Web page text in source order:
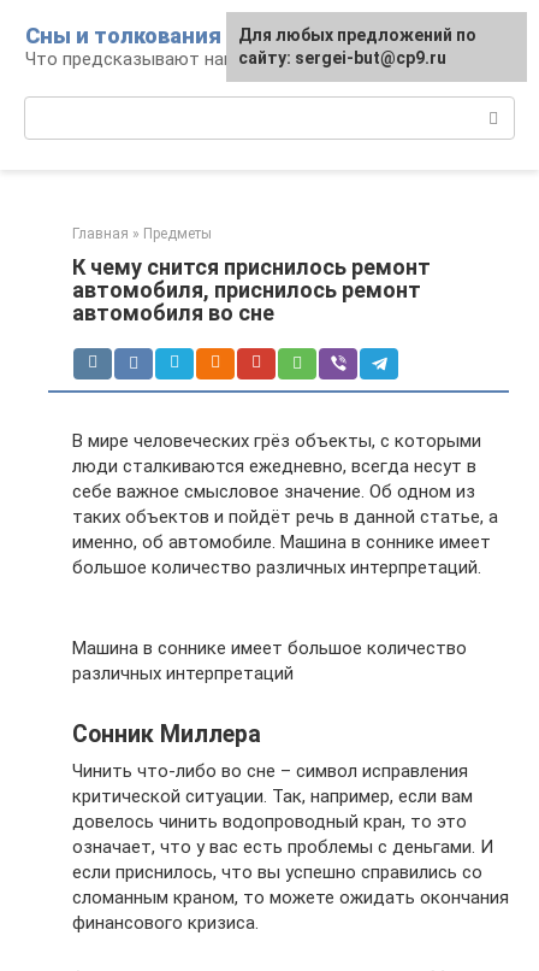
контенту
Сны и толкования
Что предсказывают нам наши сны
Главная » Предметы
К чему снится приснилось ремонт
автомобиля, приснилось ремонт
автомобиля во сне
В мире человеческих грёз объекты, с которыми
люди сталкиваются ежедневно, всегда несут в
себе важное смысловое значение. Об одном из
таких объектов и пойдёт речь в данной статье, а
именно, об автомобиле. Машина в соннике имеет
большое количество различных интерпретаций.
Машина в соннике имеет большое количество
различных интерпретаций
Сонник Миллера
Чинить что-либо во сне – символ исправления
критической ситуации. Так, например, если вам
довелось чинить водопроводный кран, то это
означает, что у вас есть проблемы с деньгами. И
если приснилось, что вы успешно справились со
сломанным краном, то можете ожидать окончания
финансового кризиса.
Для любых предложений по
сайту: sergei-but@cp9.ru